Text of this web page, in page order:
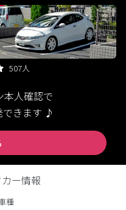
507人
本人確認で
できます ♪
ー情報
種